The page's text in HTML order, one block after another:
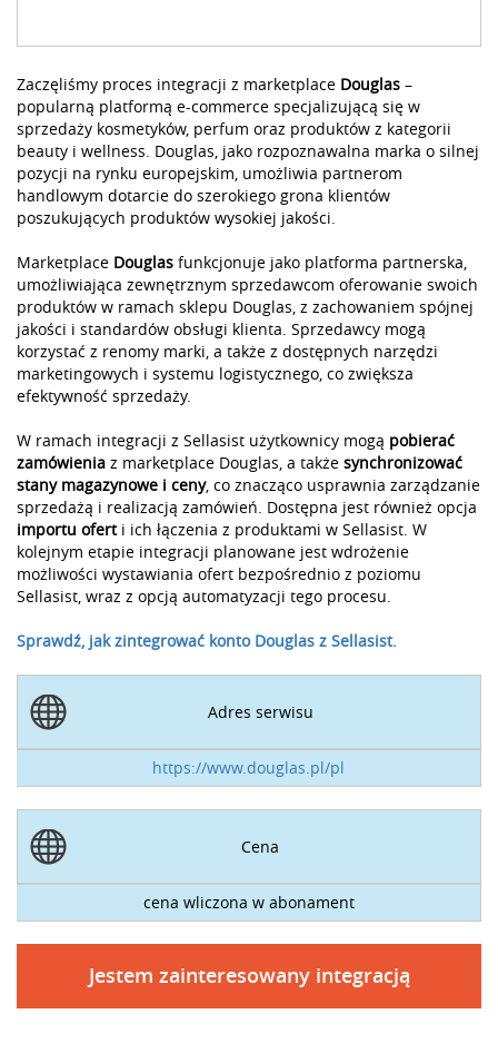
Zaczęliśmy proces integracji z marketplace Douglas –
popularną platformą e-commerce specjalizującą się w
sprzedaży kosmetyków, perfum oraz produktów z kategorii
beauty i wellness. Douglas, jako rozpoznawalna marka o silnej
pozycji na rynku europejskim, umożliwia partnerom
handlowym dotarcie do szerokiego grona klientów
poszukujących produktów wysokiej jakości.
Marketplace Douglas funkcjonuje jako platforma partnerska,
umożliwiająca zewnętrznym sprzedawcom oferowanie swoich
produktów w ramach sklepu Douglas, z zachowaniem spójnej
jakości i standardów obsługi klienta. Sprzedawcy mogą
korzystać z renomy marki, a także z dostępnych narzędzi
marketingowych i systemu logistycznego, co zwiększa
efektywność sprzedaży.
W ramach integracji z Sellasist użytkownicy mogą pobierać
zamówienia z marketplace Douglas, a także synchronizować
stany magazynowe i ceny, co znacząco usprawnia zarządzanie
sprzedażą i realizacją zamówień. Dostępna jest również opcja
importu oferti ich łączenia z produktami w Sellasist. W
kolejnym etapie integracji planowane jest wdrożenie
możliwości wystawiania ofert bezpośrednio z poziomu
Sellasist, wraz z opcją automatyzacji tego procesu.
Sprawdź, jak zintegrować konto Douglas z Sellasist.
Adres serwisu
https://www.douglas.pl/pl
Cena
cena wliczona w abonament
Jestem zainteresowany integracją